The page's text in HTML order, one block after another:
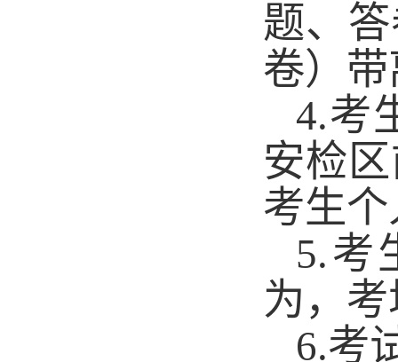
题、
卷）
4.考
安检
考生
5.考
为，
6.考